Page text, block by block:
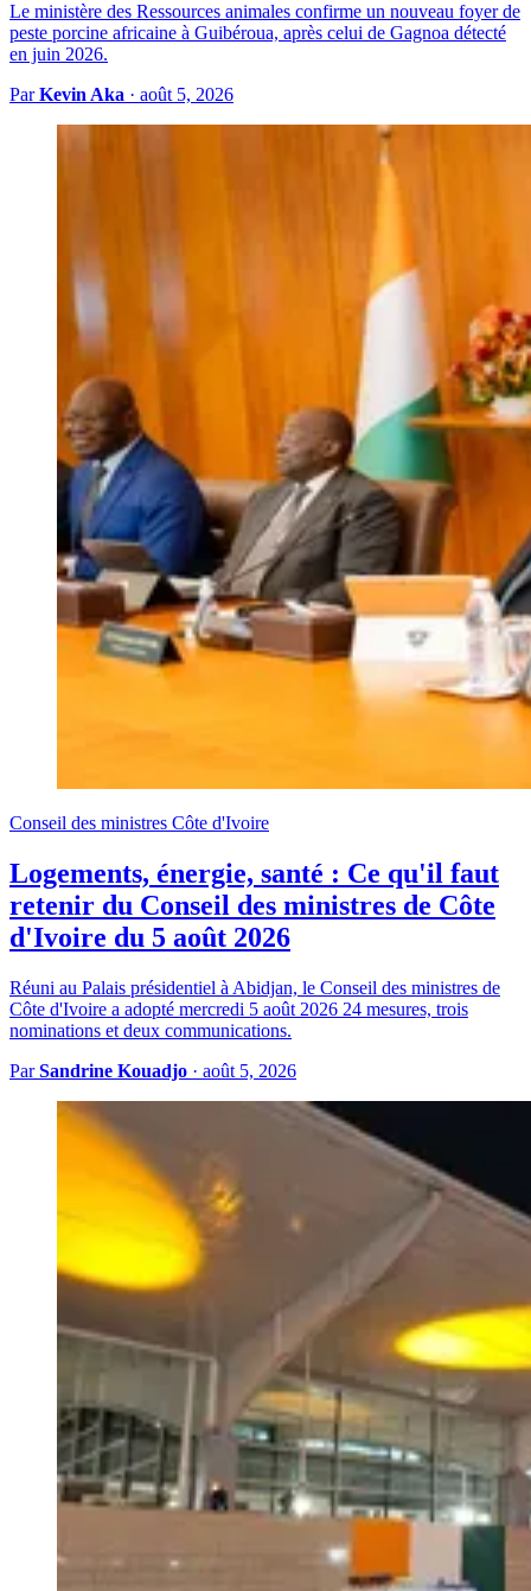
Le ministère des Ressources animales confirme un nouveau foyer de
peste porcine africaine à Guibéroua, après celui de Gagnoa détecté
en juin 2026.
ParKevin Aka · août 5, 2026
Conseil des ministres Côte d'Ivoire
Logements, énergie, santé : Ce qu'il faut
retenir du Conseil des ministres de Côte
d'Ivoire du 5 août 2026
Réuni au Palais présidentiel à Abidjan, le Conseil des ministres de
Côte d'Ivoire a adopté mercredi 5 août 2026 24 mesures, trois
nominations et deux communications.
ParSandrine Kouadjo · août 5, 2026